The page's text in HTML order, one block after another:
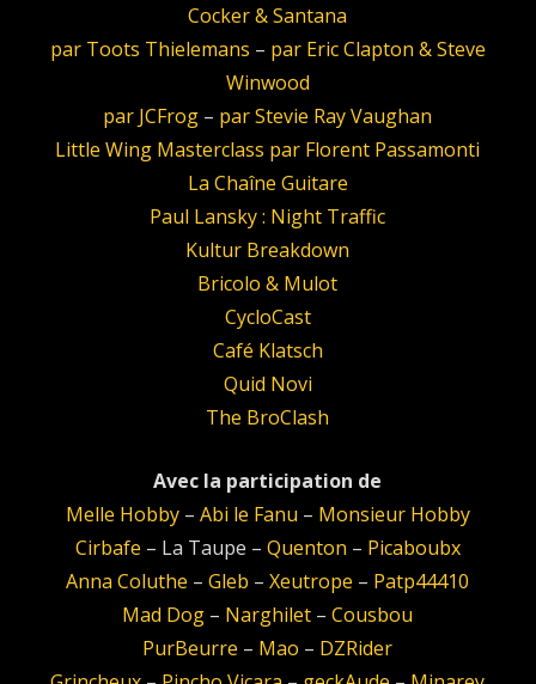
Cocker & Santana
par Toots Thielemans – par Eric Clapton & Steve
Winwood
par JCFrog – par Stevie Ray Vaughan
Little Wing Masterclass par Florent Passamonti
La Chaîne Guitare
Paul Lansky : Night Traffic
Kultur Breakdown
Bricolo & Mulot
CycloCast
Café Klatsch
Quid Novi
The BroClash
Avec la participation de
Melle Hobby– Abi le Fanu – Monsieur Hobby
Cirbafe – La Taupe – Quenton – Picaboubx
Anna Coluthe –Gleb –Xeutrope – Patp44410
Mad Dog – Narghilet –Cousbou
PurBeurre – Mao – DZRider